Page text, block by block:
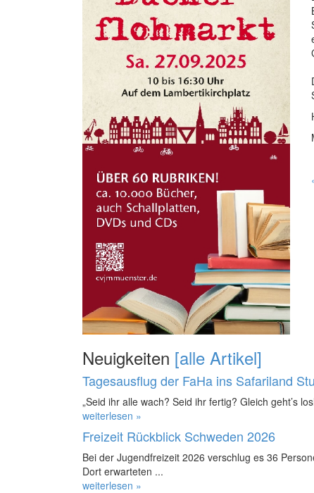
Neuigkeiten [alle Artikel]
Tagesausflug der FaHa ins Safariland
„Seid ihr alle wach? Seid ihr fertig? Gleich geht’s
weiterlesen »
Freizeit Rückblick Schweden 2026
Bei der Jugendfreizeit 2026 verschlug es 36
Dort erwarteten ...
weiterlesen »